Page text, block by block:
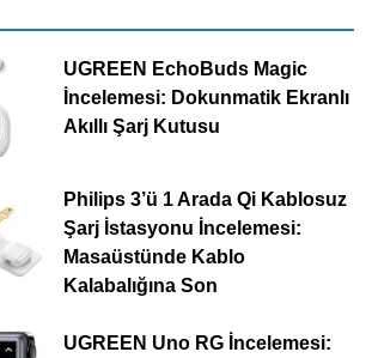
UGREEN EchoBuds Magic
İncelemesi: Dokunmatik Ekranlı
Akıllı Şarj Kutusu
Philips 3’ü 1 Arada Qi Kablosuz
Şarj İstasyonu İncelemesi:
Masaüstünde Kablo
Kalabalığına Son
UGREEN Uno RG İncelemesi: